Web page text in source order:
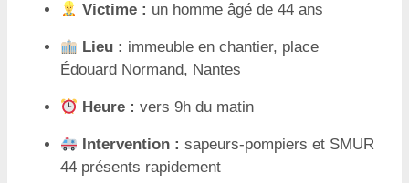
Victime : un homme âgé de 44 ans
Lieu : immeuble en chantier, place
Édouard Normand, Nantes
Heure : vers 9h du matin
Intervention : sapeurs-pompiers et SMUR
44 présents rapidement